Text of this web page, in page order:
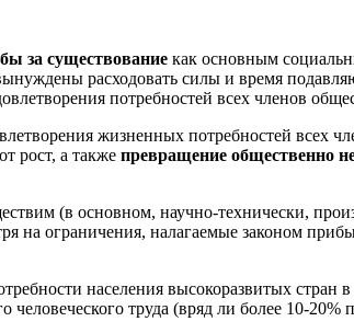
за существование как основным
расходовать силы и время
потребностей всех членов
жизненных потребностей всех
рост, а также превращение общественно
(в основном, научно-технически,
на ограничения, налагаемые законом
населения высокоразвитых стран
труда (вряд ли более 10-20%